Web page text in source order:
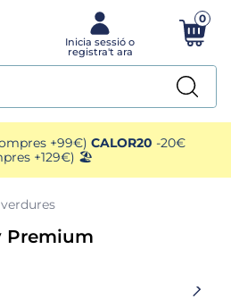
0
+99€) CALOR20 -20€
+129€) 🏖️
Premium